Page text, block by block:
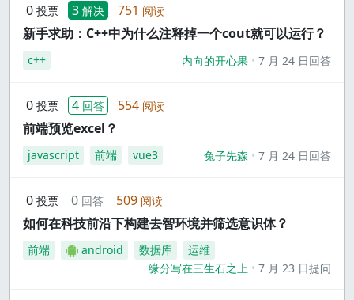
0 投票 3 解决 751 阅读
新手求助：C++中为什么注释掉一个cout就可以运行？
c++ 内向的开心果 7 月 24 日回答
0 投票 4 回答 554 阅读
前端预览excel？
javascript 前端 vue3 兔子先森 7 月 24 日回答
0 投票 0 回答 509 阅读
如何在科技前沿下构建去智环境并筛选意识体？
前端 android 数据库
运维
缘分写在三生石之上
7 月 23 日提问